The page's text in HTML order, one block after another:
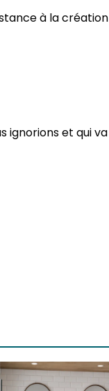
à la création
ignorions et qui va